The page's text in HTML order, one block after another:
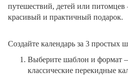
путешествий, детей или
красивый и практичный подарок.
Создайте календарь за 3 простых
Выберите шаблон и формат
классические перекидные